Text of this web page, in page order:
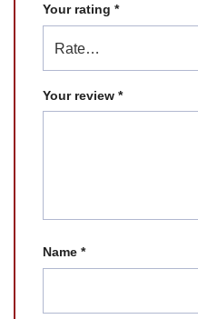
Your rating *
Your review *
Name *